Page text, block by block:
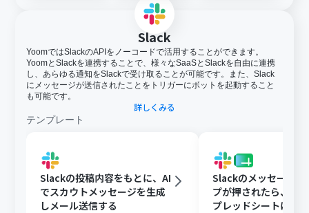
Slack
YoomではSlackのAPIをノーコードで活用することができます。
YoomとSlackを連携することで、様々なSaaSとSlackを自由に連携
し、あらゆる通知をSlackで受け取ることが可能です。また、Slack
にメッセージが送信されたことをトリガーにボットを起動すること
も可能です。
詳しくみる
テンプレート
Slackの投稿内容をもとに、AI
でスカウトメッセージを生成
しメール送信する
Slackのメッセージに
プが押されたら、
プレッドシートにメ